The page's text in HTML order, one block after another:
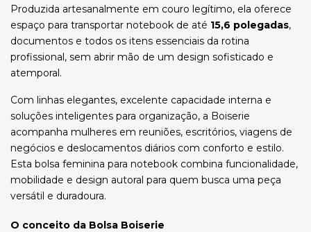
Produzida artesanalmente em couro legítimo, ela oferece
espaço para transportar notebook de até 15,6 polegadas,
documentos e todos os itens essenciais da rotina
profissional, sem abrir mão de um design sofisticado e
atemporal.
Com linhas elegantes, excelente capacidade interna e
soluções inteligentes para organização, a Boiserie
acompanha mulheres em reuniões, escritórios, viagens de
negócios e deslocamentos diários com conforto e estilo.
Esta bolsa feminina para notebook combina funcionalidade,
mobilidade e design autoral para quem busca uma peça
versátil e duradoura.
O conceito da Bolsa Boiserie